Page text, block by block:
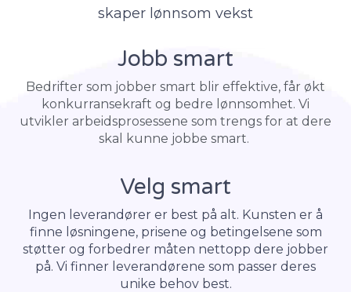
skaper lønnsom vekst
Jobb smart
Bedrifter som jobber smart blir effektive, får økt
konkurransekraft og bedre lønnsomhet. Vi
utvikler arbeidsprosessene som trengs for at dere
skal kunne jobbe smart.
Velg smart
Ingen leverandører er best på alt. Kunsten er å
finne løsningene, prisene og betingelsene som
støtter og forbedrer måten nettopp dere jobber
på. Vi finner leverandørene som passer deres
unike behov best.